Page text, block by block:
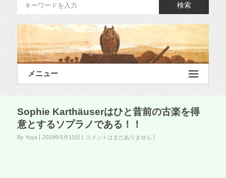
検索
メニュー
Sophie Karthäuserはひと昔前の古楽を得
意とするソプラノである！！
By Yuya 2019年6月15日 コメントはまだありません